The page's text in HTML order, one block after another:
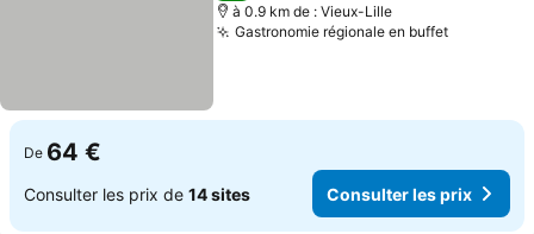
à 0.9 km de : Vieux-Lille
Gastronomie régionale en buffet
De 64 €
Consulter les prix de 14 sites Consulter les prix